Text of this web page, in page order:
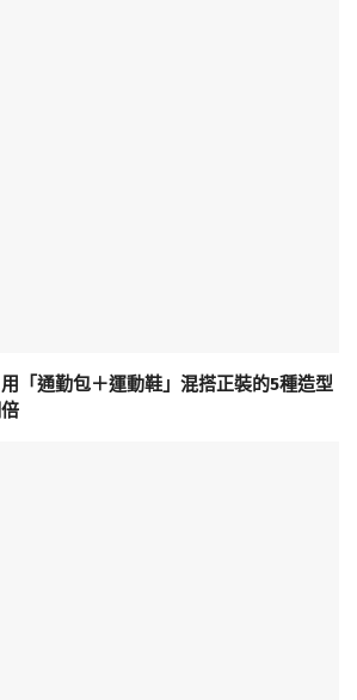
「通勤包＋運動鞋」混搭正裝的5種造型